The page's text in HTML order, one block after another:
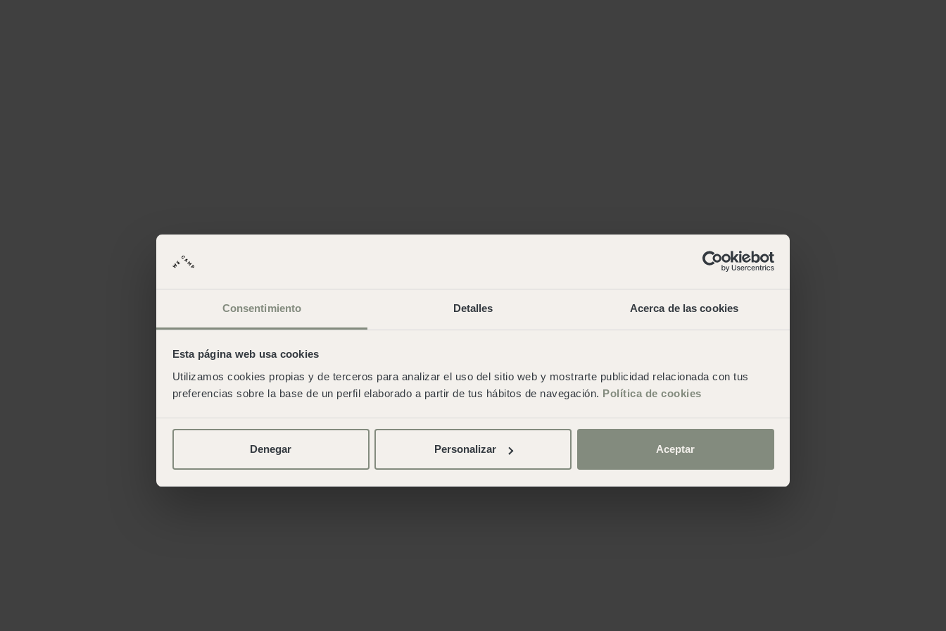
Consentimiento Detalles Acerca de las cookies
Esta página web usa cookies
Utilizamos cookies propias y de terceros para analizar el uso del sitio web y mostrarte publicidad relacionada con tus
preferencias sobre la base de un perfil elaborado a partir de tus hábitos de navegación. Política de cookies
Denegar Personalizar Aceptar